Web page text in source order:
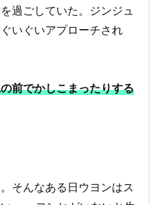
過ごしていた。ジンジュ
いぐいアプローチされ
前でかしこまったりする
そんなある日ウヨンはス